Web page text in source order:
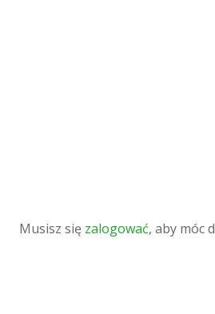
Musisz się zalogować, aby móc